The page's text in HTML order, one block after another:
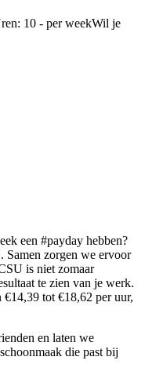
10 - per weekWil je
een #payday hebben?
Samen zorgen we ervoor
is niet zomaar
te zien van je werk.
€14,39 tot €18,62 per uur,
en laten we
die past bij